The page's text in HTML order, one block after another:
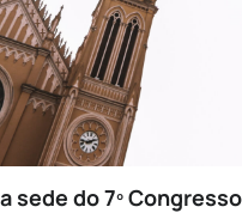
sede do 7º